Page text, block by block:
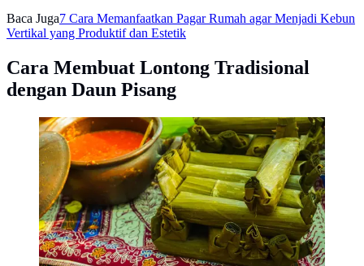
Baca Juga7 Cara Memanfaatkan Pagar Rumah agar Menjadi Kebun
Vertikal yang Produktif dan Estetik
Cara Membuat Lontong Tradisional
dengan Daun Pisang